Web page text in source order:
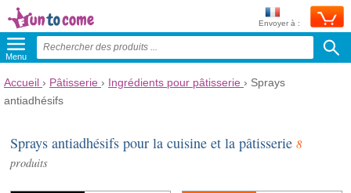
Envoyer à :
Menu
Accueil › Pâtisserie › Ingrédients pour pâtisserie › Sprays
antiadhésifs
Sprays antiadhésifs pour la cuisine et la pâtisserie8
produits